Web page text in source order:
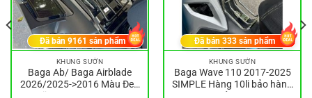
KHUNG SƯỜN
Baga Ab/ Baga Airblade
2026/2025->2016 Màu Đen
Đã bán 9161 sản phẩm
KHUNG SƯỜN
Baga Wave 110 2017-2025
SIMPLE Hàng 10li bảo hành
Đã bán333 sản phẩm